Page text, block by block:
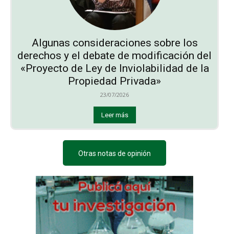
Algunas consideraciones sobre los
derechos y el debate de modificación del
«Proyecto de Ley de Inviolabilidad de la
Propiedad Privada»
23/07/2026
Leer más
Otras notas de opinión